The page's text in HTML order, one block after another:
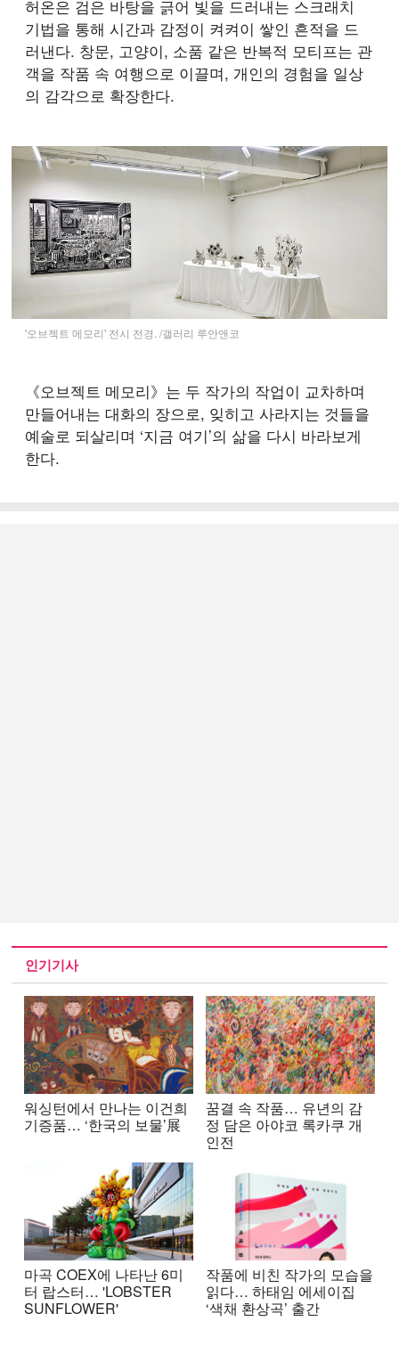
허온은 검은 바탕을 긁어 빛을 드러내는 스크래치
기법을 통해 시간과 감정이 켜켜이 쌓인 흔적을 드
러낸다. 창문, 고양이, 소품 같은 반복적 모티프는 관
객을 작품 속 여행으로 이끌며, 개인의 경험을 일상
의 감각으로 확장한다.
'오브젝트 메모리' 전시 전경. /갤러리 루안앤코
《오브젝트 메모리》는 두 작가의 작업이 교차하며
만들어내는 대화의 장으로, 잊히고 사라지는 것들을
예술로 되살리며 ‘지금 여기’의 삶을 다시 바라보게
한다.
인기기사
워싱턴에서 만나는 이건희
기증품… ‘한국의 보물’展
꿈결 속 작품… 유년의 감
정 담은 아야코 록카쿠 개
인전
마곡 COEX에 나타난 6미
터 랍스터… 'LOBSTER
SUNFLOWER'
작품에 비친 작가의 모습을
읽다… 하태임 에세이집
‘색채 환상곡’ 출간